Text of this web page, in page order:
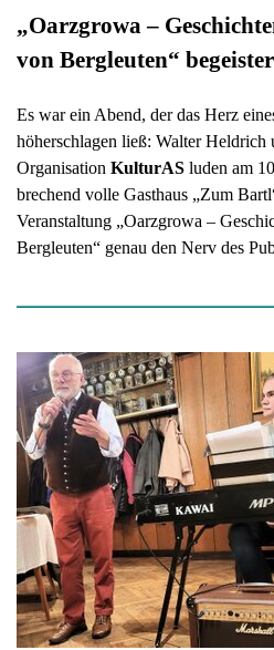
„Oarzgrowa –
von Bergleuten“
Es war ein Abend, der das Herz
höherschlagen ließ: Walter
Organisation KulturAS luden am
brechend volle Gasthaus „Zum
Veranstaltung „Oarzgrowa –
Bergleuten“ genau den Nerv des